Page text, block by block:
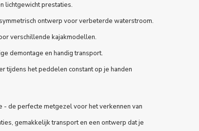
lichtgewicht prestaties.
ontwerp voor verbeterde waterstroom.
verschillende kajakmodellen.
demontage en handig transport.
tijdens het peddelen constant op je handen
- de perfecte metgezel voor het verkennen van
gemakkelijk transport en een ontwerp dat je